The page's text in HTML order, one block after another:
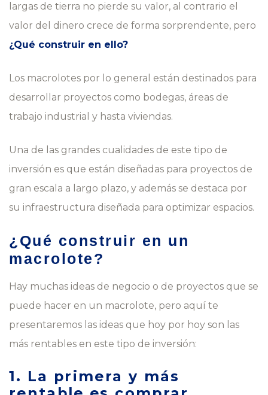
largas de tierra no pierde su valor, al contrario el
valor del dinero crece de forma sorprendente, pero
¿Qué construir en ello?
Los macrolotes por lo general están destinados para
desarrollar proyectos como bodegas, áreas de
trabajo industrial y hasta viviendas.
Una de las grandes cualidades de este tipo de
inversión es que están diseñadas para proyectos de
gran escala a largo plazo, y además se destaca por
su infraestructura diseñada para optimizar espacios.
¿Qué construir en un
macrolote?
Hay muchas ideas de negocio o de proyectos que se
puede hacer en un macrolote, pero aquí te
presentaremos las ideas que hoy por hoy son las
más rentables en este tipo de inversión:
1. La primera y más